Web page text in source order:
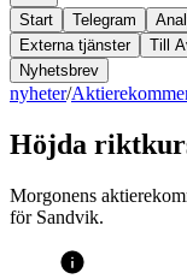
Start Telegram
Externa tjänster
Till
Nyhetsbrev
nyheter/
Höjda
Morgonens
för Sandvik.